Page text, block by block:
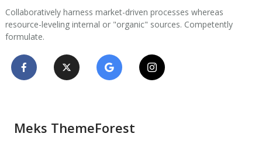
Collaboratively harness market-driven processes whereas
resource-leveling internal or "organic" sources. Competently
formulate.
Meks ThemeForest